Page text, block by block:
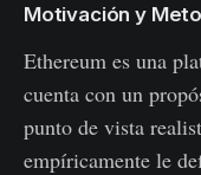
Motivación y
Ethereum es una
cuenta con un
punto de vista
empíricamente le